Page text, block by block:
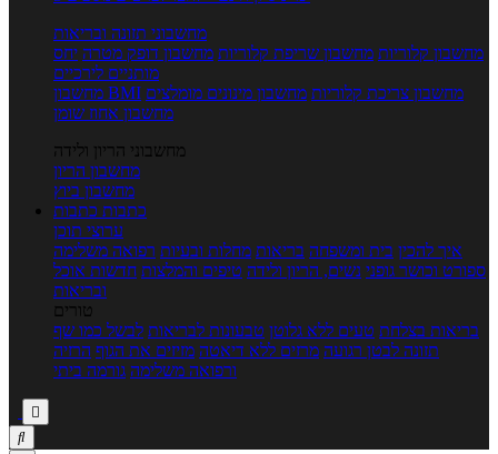
מחשבוני תזונה ובריאות
מחשבון קלוריות מחשבון שריפת קלוריות מחשבון דופק מטרה יחס
מותניים לירכיים
מחשבון BMI
מחשבון צריכת קלוריות מחשבון מינונים מומלצים
מחשבון אחוז שומן
מחשבוני הריון ולידה
מחשבון הריון
מחשבון ביוץ
כתבות כתבות
ערוצי תוכן
איך להכין בית ומשפחה בריאות מחלות ובעיות רפואה משלימה
ספורט וכושר גופני נשים, הריון ולידה טיפים והמלצות חדשות אוכל
ובריאות
טורים
בריאות בצלחת טעים ללא גלוטן טבעונות לבריאות לבשל כמו שף
תזונה לבטן רגועה מרזים ללא דיאטה מזיזים את הגוף הרזיה
ורפואה משלימה גורמה ביתי

